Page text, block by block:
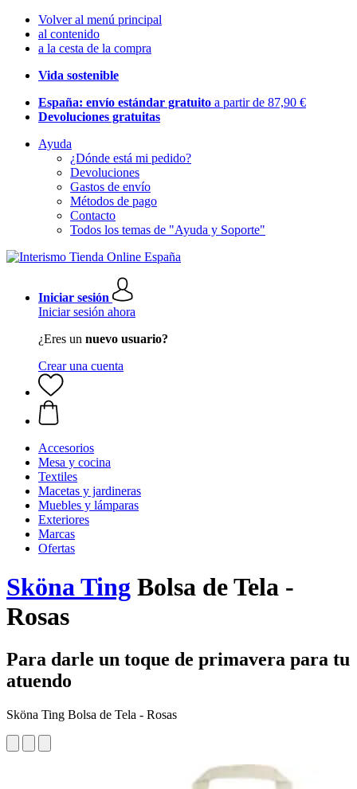
Volver al menú principal
al contenido
a la cesta de la compra
Vida sostenible
España: envío estándar gratuito a partir de 87,90 €
Devoluciones gratuitas
Ayuda
¿Dónde está mi pedido?
Devoluciones
Gastos de envío
Métodos de pago
Contacto
Todos los temas de "Ayuda y Soporte"
Iniciar sesión
Iniciar sesión ahora
¿Eres un nuevo usuario?
Crear una cuenta
Accesorios
Mesa y cocina
Textiles
Macetas y jardineras
Muebles y lámparas
Exteriores
Marcas
Ofertas
Sköna Ting Bolsa de Tela -
Rosas
Para darle un toque de primavera para tu
atuendo
Sköna Ting Bolsa de Tela - Rosas